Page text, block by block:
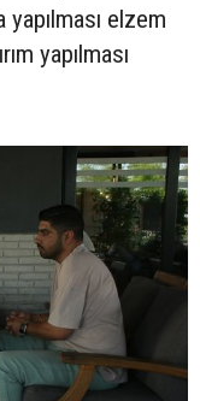
elzem
yapılması